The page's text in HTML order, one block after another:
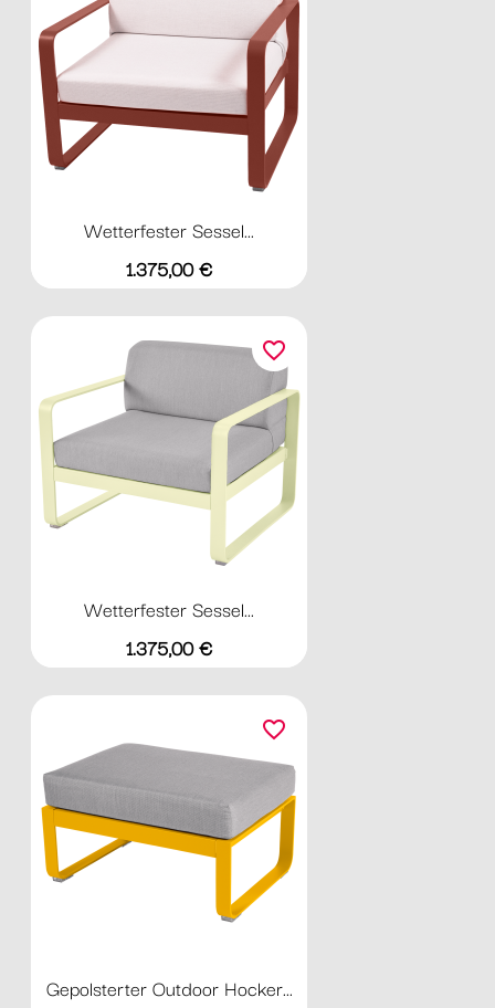
Wetterfester Sessel...
Preis
1.375,00 €
Wetterfester Sessel...
Preis
1.375,00 €
favorite_border
Gepolsterter Outdoor Hocker...
favorite_border